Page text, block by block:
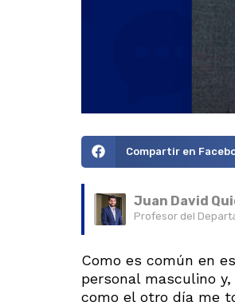
Compartir en
Juan David
Profesor del
Como es común en
personal masculino
como el otro día me